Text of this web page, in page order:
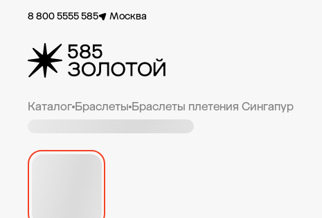
8 800 5555 585 Москва
Каталог Браслеты Браслеты плетения Сингапур